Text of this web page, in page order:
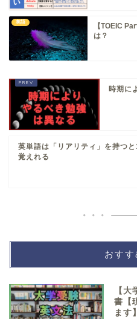
英語
【TOEIC
は？
時期に
英単語は「リアリティ」を持つ
覚えれる
おす
【
書【
ます】